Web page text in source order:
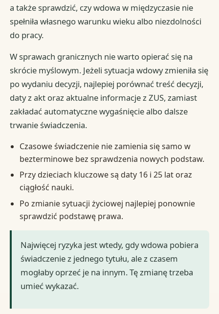
a także sprawdzić, czy wdowa w międzyczasie nie
spełniła własnego warunku wieku albo niezdolności
do pracy.
W sprawach granicznych nie warto opierać się na
skrócie myślowym. Jeżeli sytuacja wdowy zmieniła się
po wydaniu decyzji, najlepiej porównać treść decyzji,
daty z akt oraz aktualne informacje z ZUS, zamiast
zakładać automatyczne wygaśnięcie albo dalsze
trwanie świadczenia.
Czasowe świadczenie nie zamienia się samo w
bezterminowe bez sprawdzenia nowych podstaw.
Przy dzieciach kluczowe są daty 16 i 25 lat oraz
ciągłość nauki.
Po zmianie sytuacji życiowej najlepiej ponownie
sprawdzić podstawę prawa.
Najwięcej ryzyka jest wtedy, gdy wdowa pobiera
świadczenie z jednego tytułu, ale z czasem
mogłaby oprzeć je na innym. Tę zmianę trzeba
umieć wykazać.